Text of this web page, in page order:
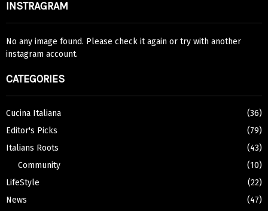
INSTRAGRAM
No any image found. Please check it again or try with another
instagram account.
CATEGORIES
Cucina Italiana
(36)
Editor's Picks
(79)
Italians Roots
(43)
Community
(10)
LifeStyle
(22)
News
(47)